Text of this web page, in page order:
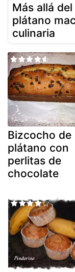
Más allá
plátano
culinaria
Bizcocho de
plátano con
perlitas de
chocolate